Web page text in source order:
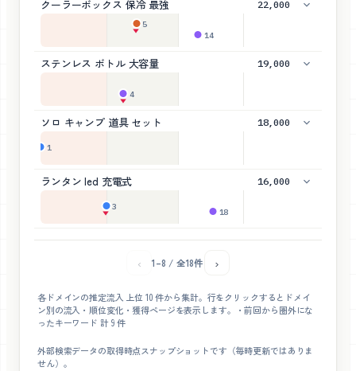
クーラーボックス 保冷 最強 22,000
5
▼ 14
ステンレス ボトル 大容量 19,000
4
▼
ソロ キャンプ 道具 セット 18,000
1
ランタン led 充電式 16,000
3
▼ 18
‹ 1–8 / 全18件 ›
各ドメインの推定流入 上位10件から集計。行をクリックするとドメイ
ン別の流入・順位変化・獲得ページを表示します。
・前回から圏外にな
ったキーワード 計9件
外部検索データの取得時点スナップショットです（毎時更新ではありま
せん）。